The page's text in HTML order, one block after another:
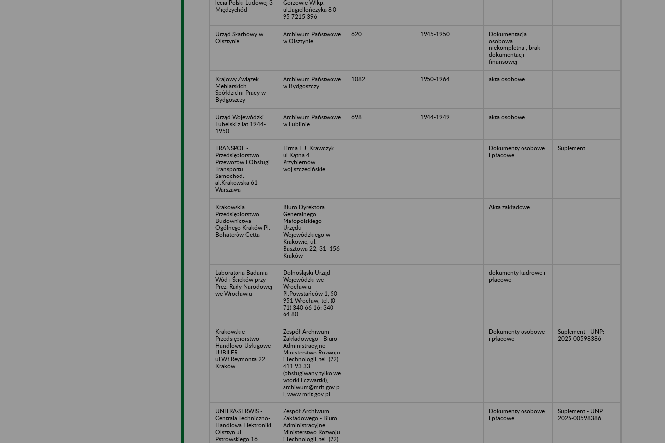
lecia Polski Ludowej 3
Międzychód
Gorzowie Wlkp.
ul.Jagiellończyka 8 0-
95 7215 396
Urząd Skarbowy w
Olsztynie
Archiwum Państwowe
w Olsztynie
620 1945-1950
Dokumentacja
osobowa
niekompletna , brak
dokumentacji
finansowej
Krajowy Związek
Meblarskich
Spółdzielni Pracy w
Bydgoszczy
Archiwum Państwowe
w Bydgoszczy
1082 1950-1964 akta osobowe
Urząd Wojewódzki
Lubelski z lat 1944-
1950
Archiwum Państwowe
w Lublinie
698 1944-1949 akta osobowe
TRANSPOL -
Przedsiębiorstwo
Przewozów i Obsługi
Transportu
Samochod.
al.Krakowska 61
Warszawa
Firma L.J. Krawczyk
ul.Kątna 4
Przybiernów
woj.szczecińskie
Dokumenty osobowe
i płacowe
Suplement
Krakowskia
Przedsiębiorstwo
Budownictwa
Ogólnego Kraków Pl.
Bohaterów Getta
Biuro Dyrektora
Generalnego
Małopolskiego
Urzędu
Wojewódzkiego w
Krakowie, ul.
Basztowa 22, 31–156
Kraków
Akta zakładowe
Laboratoria Badania
Wód i Ścieków przy
Prez. Rady Narodowej
we Wrocławiu
Dolnośląski Urząd
Wojewódzki we
Wrocławiu
Pl.Powstańców 1, 50-
951 Wrocław, tel. (0-
71) 340 66 16; 340
64 80
dokumenty kadrowe i
płacowe
Krakowskie
Przedsiębiorstwo
Handlowo-Usługowe
JUBILER
ul.Wł.Reymonta 22
Kraków
Zespół Archiwum
Zakładowego - Biuro
Administracyjne
Ministerstwo Rozwoju
i Technologii; tel. (22)
411 93 33
(obsługiwany tylko we
wtorki i czwartki);
archiwum@mrit.gov.p
l; www.mrit.gov.pl
Dokumenty osobowe
i płacowe
Suplement - UNP:
2025-00598386
UNITRA-SERWIS -
Centrala Techniczno-
Handlowa Elektroniki
Olsztyn ul.
Pstrowskiego 16
Zespół Archiwum
Zakładowego - Biuro
Administracyjne
Ministerstwo Rozwoju
i Technologii; tel. (22)
Dokumenty osobowe
i płacowe
Suplement - UNP:
2025-00598386